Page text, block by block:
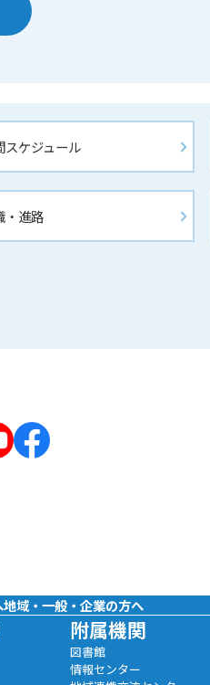
スケジュール
・進路
地域・一般・企業の方へ
附属機関
図書館
情報センター